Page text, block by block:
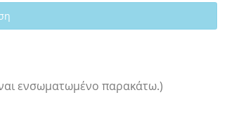
ενσωματωμένο παρακάτω.)